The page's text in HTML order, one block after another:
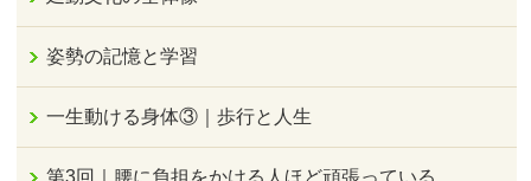
姿勢の記憶と学習
一生動ける身体③｜歩行と人生